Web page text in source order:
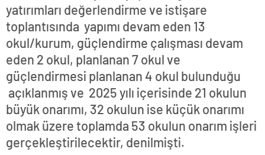
yatırımları değerlendirme ve istişare
toplantısında yapımı devam eden 13
okul/kurum, güçlendirme çalışması devam
eden 2 okul, planlanan 7 okul ve
güçlendirmesi planlanan 4 okul bulunduğu
açıklanmış ve 2025 yılı içerisinde 21 okulun
büyük onarımı, 32 okulun ise küçük onarımı
olmak üzere toplamda 53 okulun onarım işleri
gerçekleştirilecektir, denilmişti.